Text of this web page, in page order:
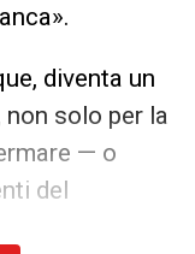
diventa un
solo per la
— o
del